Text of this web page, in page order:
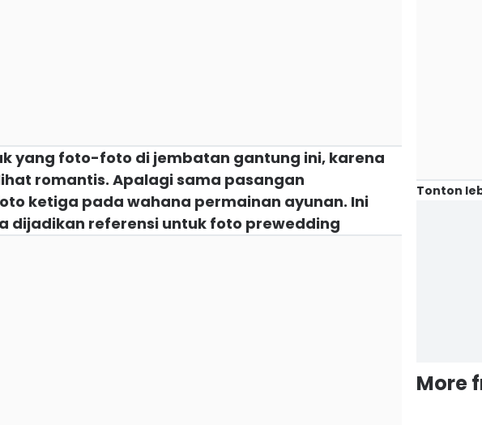
yang foto-foto di jembatan gantung ini, karena
romantis. Apalagi sama pasangan
ketiga pada wahana permainan ayunan. Ini
dijadikan referensi untuk foto prewedding
Tonton
More